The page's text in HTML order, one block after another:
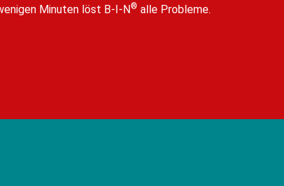
Minuten löst B-I-N® alle Probleme.